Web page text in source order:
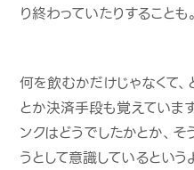
り終わっていたりすることも。
何を飲むかだけじゃなくて
とか決済手段も覚えていま
ンクはどうでしたかとか、
うとして意識しているとい